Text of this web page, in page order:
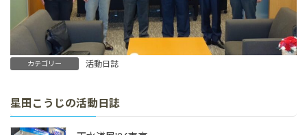
カテゴリー 活動日誌
星田こうじの活動日誌